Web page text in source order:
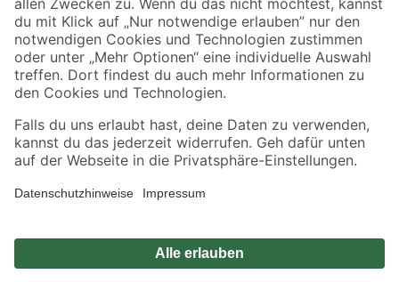
Jetzt die toom-App herunterladen
Alle Preisangaben in EUR inkl. gesetzl. MwSt.. Die dargestellten Angebote sind unter
Umständen nicht in allen Märkten verfügbar. Die angegebenen Verfügbarkeiten beziehen
Produkte nur solange der Vorrat reicht.
*Paketversand ab 59 € versandkostenfrei, gilt nicht für Artikel mit Speditionsversand, hier
Privatsphäre Impressum
Nutzungsbedingungen
Widerrufsrecht Vertrag widerrufen